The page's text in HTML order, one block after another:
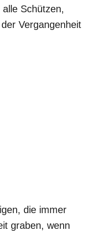
Schützen,
Vergangenheit
die immer
graben, wenn